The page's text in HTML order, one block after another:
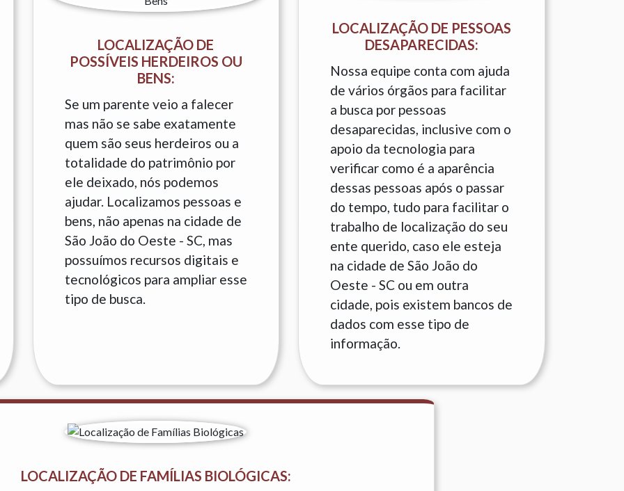
LOCALIZAÇÃO DE
POSSÍVEIS HERDEIROS OU
BENS:
Se um parente veio a falecer
mas não se sabe exatamente
quem são seus herdeiros ou a
totalidade do patrimônio por
ele deixado, nós podemos
ajudar. Localizamos pessoas e
bens, não apenas na cidade de
São João do Oeste - SC, mas
possuímos recursos digitais e
tecnológicos para ampliar esse
tipo de busca.
LOCALIZAÇÃO DE PESSOAS
DESAPARECIDAS:
Nossa equipe conta com ajuda
de vários órgãos para facilitar
a busca por pessoas
desaparecidas, inclusive com o
apoio da tecnologia para
verificar como é a aparência
dessas pessoas após o passar
do tempo, tudo para facilitar o
trabalho de localização do seu
ente querido, caso ele esteja
na cidade de São João do
Oeste - SC ou em outra
cidade, pois existem bancos de
dados com esse tipo de
informação.
LOCALIZAÇÃO DE FAMÍLIAS BIOLÓGICAS: